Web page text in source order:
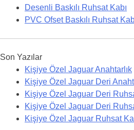
Desenli Baskılı Ruhsat Kabı
PVC Ofset Baskılı Ruhsat
Son Yazılar
Kişiye Özel Jaguar Anahtarlık
Kişiye Özel Jaguar Deri
Kişiye Özel Jaguar Deri
Kişiye Özel Jaguar Deri
Kişiye Özel Jaguar Ruhsat